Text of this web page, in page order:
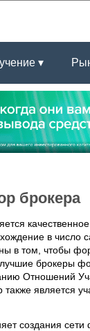
▾
брокера
в число
в том, чтобы
брокеры
Отношений
является
создания